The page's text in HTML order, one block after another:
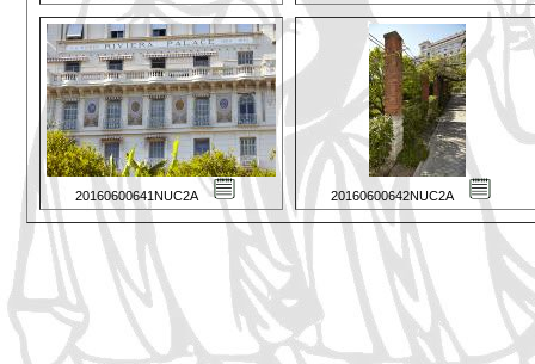
20160600641NUC2A 20160600642NUC2A